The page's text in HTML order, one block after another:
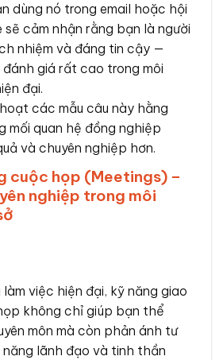
dùng nó trong email hoặc hội
sẽ cảm nhận rằng bạn là người
nhiệm và đáng tin cậy —
giá rất cao trong môi
đại.
các mẫu câu này hằng
mối quan hệ đồng nghiệp
và chuyên nghiệp hơn.
cuộc họp (Meetings) –
nghiệp trong môi
việc hiện đại, kỹ năng giao
không chỉ giúp bạn thể
môn mà còn phản ánh tư
lãnh đạo và tinh thần